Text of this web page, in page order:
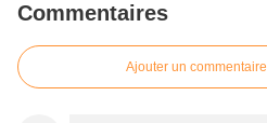
Commentaires
Ajouter un commentaire